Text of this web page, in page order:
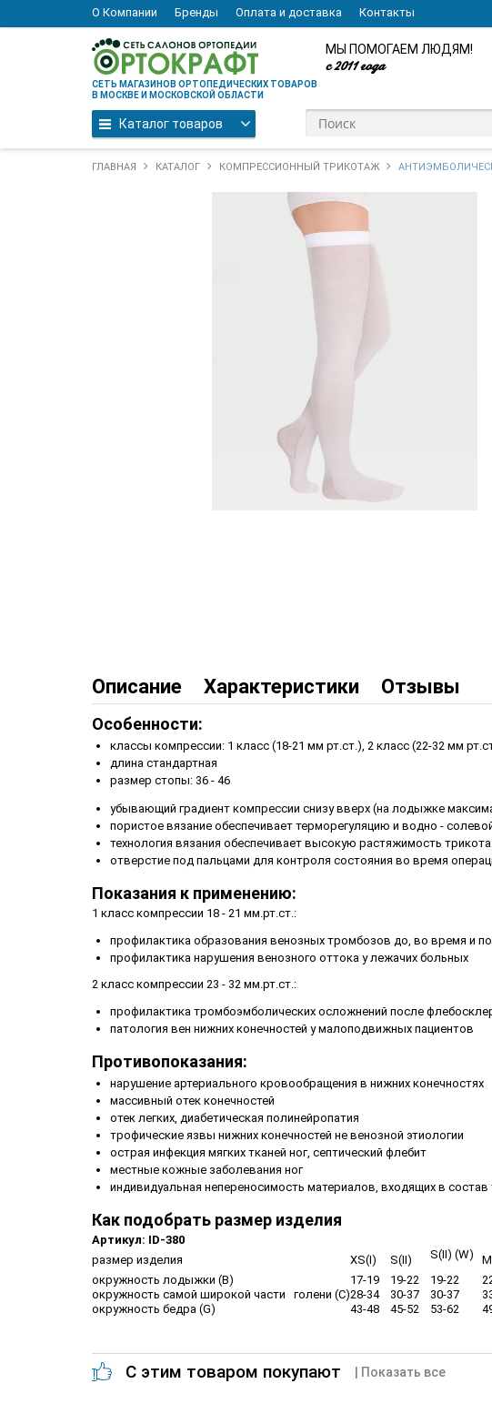
О Компании Бренды Оплата и доставка Контакты
СЕТЬ МАГАЗИНОВ ОРТОПЕДИЧЕСКИХ ТОВАРОВ
В МОСКВЕ И МОСКОВСКОЙ ОБЛАСТИ
Каталог товаров
МЫ ПОМОГАЕМ ЛЮДЯМ!
с 2011 года
ГЛАВНАЯ КАТАЛОГ КОМПРЕССИОННЫЙ ТРИКОТАЖ
Описание Характеристики Отзывы
Особенности:
классы компрессии: 1 класс (18-21 мм рт.ст.), 2 класс (22-32 мм
длина стандартная
размер стопы: 36 - 46
убывающий градиент компрессии снизу вверх (на лодыжке
пористое вязание обеспечивает терморегуляцию и водно -
технология вязания обеспечивает высокую растяжимость
отверстие под пальцами для контроля состояния во время
Показания к применению:
1 класс компрессии 18 - 21 мм.рт.ст.:
профилактика образования венозных тромбозов до, во время и
профилактика нарушения венозного оттока у лежачих больных
2 класс компрессии 23 - 32 мм.рт.ст.:
профилактика тромбоэмболических осложнений после
патология вен нижних конечностей у малоподвижных пациентов
Противопоказания:
нарушение артериального кровообращения в нижних конечностях
массивный отек конечностей
отек легких, диабетическая полинейропатия
трофические язвы нижних конечностей не венозной этиологии
острая инфекция мягких тканей ног, септический флебит
местные кожные заболевания ног
индивидуальная непереносимость материалов, входящих в
Как подобрать размер изделия
Артикул: ID-380
размер изделия
XS(I) S(II) S(II) (W)
окружность лодыжки (B)
17-19 19-22 19-22
окружность самой широкой части голени (C)28-34 30-37 30-37
окружность бедра (G)
43-48 45-52 53-62
С этим товаром покупают | Показать все